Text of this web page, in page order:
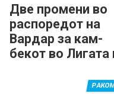
Две промени во
распоредот на
Вардар за кам-
бекот во Лигата